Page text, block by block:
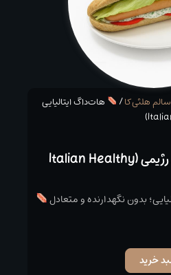
هلثی‌کا/
هات‌داگ ایتالیایی
هات‌داگ ایتالیایی رژیمی (Italian Healthy
بدون نگهدارنده و متعادل
خرید